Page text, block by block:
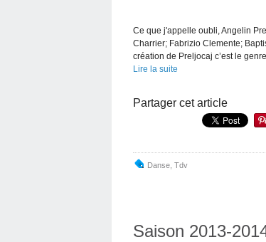
Ce que j'appelle oubli, Angelin
Charrier; Fabrizio Clemente;
création de Preljocaj c’est le
Lire la suite
Partager cet article
Danse Tdv
Saison 2013-